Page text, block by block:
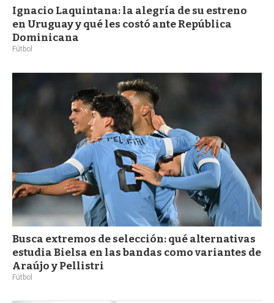
Ignacio Laquintana: la alegría de su estreno
en Uruguay y qué les costó ante República
Dominicana
Fútbol
Busca extremos de selección: qué alternativas
estudia Bielsa en las bandas como variantes de
Araújo y Pellistri
Fútbol